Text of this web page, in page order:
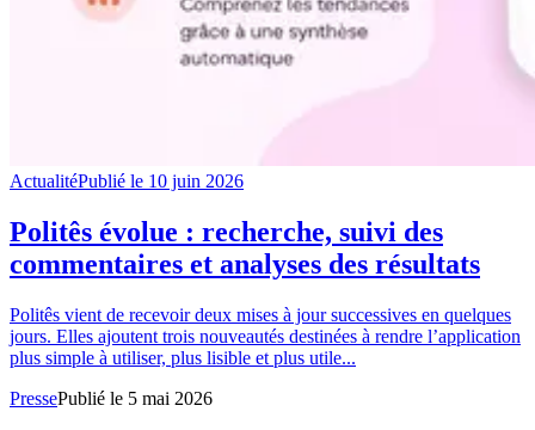
ActualitéPublié le 10 juin 2026
Politês évolue : recherche, suivi des
commentaires et analyses des résultats
Politês vient de recevoir deux mises à jour successives en quelques
jours. Elles ajoutent trois nouveautés destinées à rendre l’application
plus simple à utiliser, plus lisible et plus utile...
PressePublié le 5 mai 2026